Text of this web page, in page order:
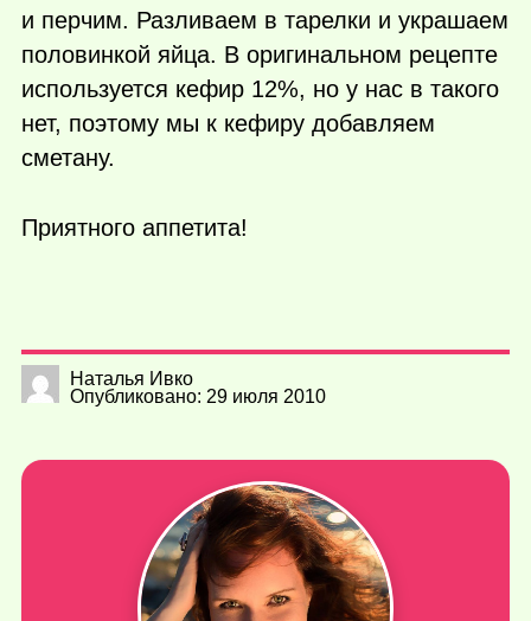
и перчим. Разливаем в тарелки и украшаем
половинкой яйца. В оригинальном рецепте
используется кефир 12%, но у нас в такого
нет, поэтому мы к кефиру добавляем
сметану.
Приятного аппетита!
Наталья Ивко
Опубликовано: 29 июля 2010